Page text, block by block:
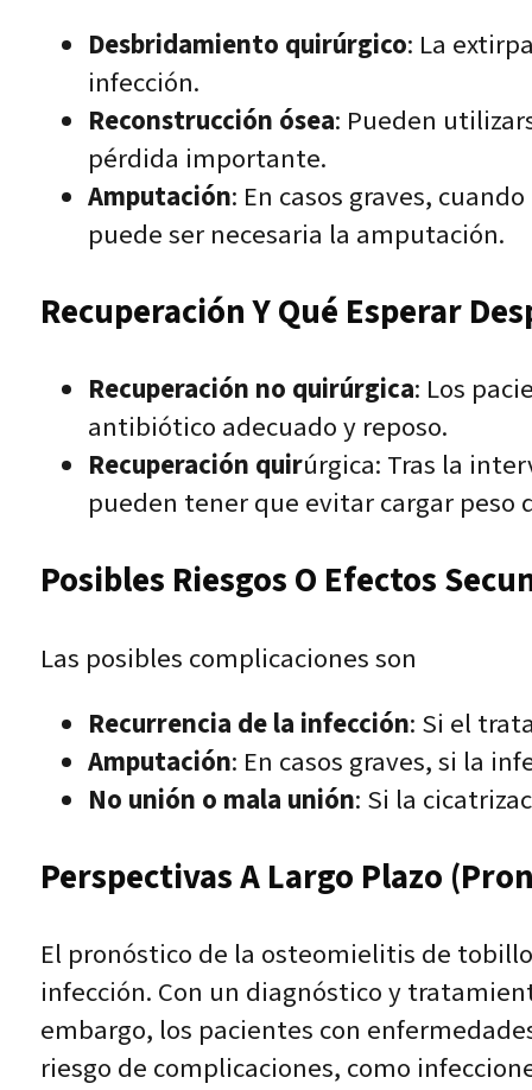
Desbridamiento quirúrgico: La
infección.
Reconstrucción ósea: Pueden
pérdida importante.
Amputación: En casos graves,
puede ser necesaria la amputación.
Recuperación Y Qué Esperar
Recuperación no quirúrgica: Los
antibiótico adecuado y reposo.
Recuperación quirúrgica: Tras la
pueden tener que evitar cargar peso
Posibles Riesgos O Efectos
Las posibles complicaciones son
Recurrencia de la infección: Si el
Amputación: En casos graves, si la
No unión o mala unión: Si la
Perspectivas A Largo Plazo
El pronóstico de la osteomielitis de
infección. Con un diagnóstico y
embargo, los pacientes con
riesgo de complicaciones, como